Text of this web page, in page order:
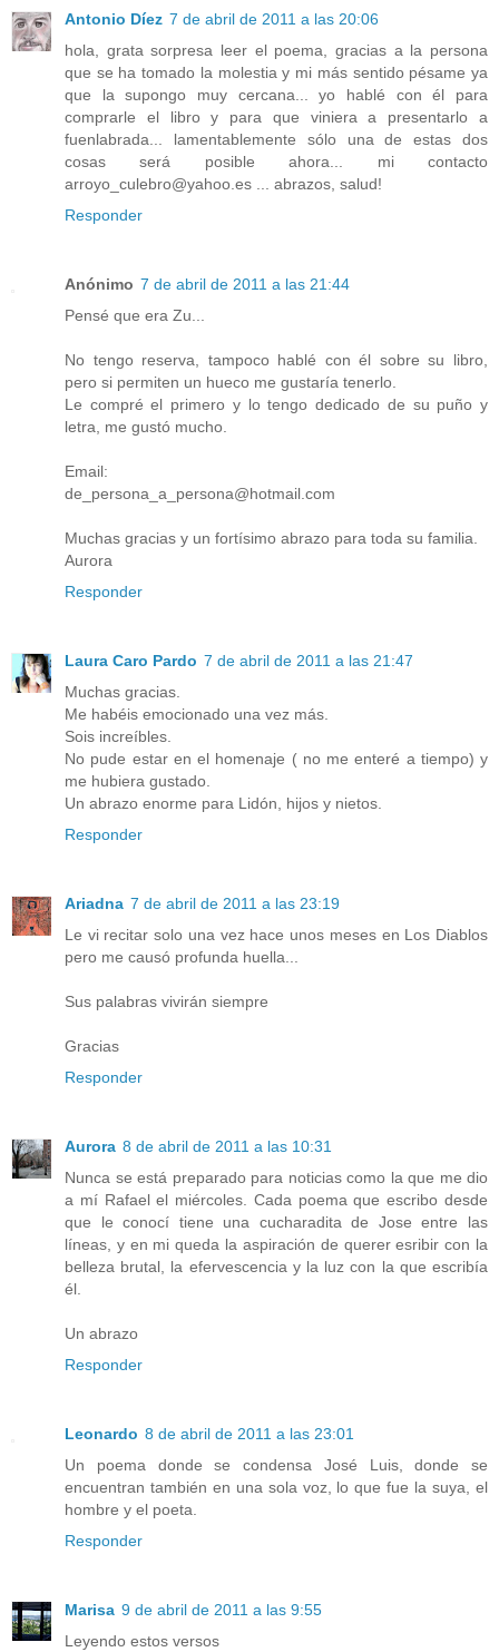
Antonio Díez 7 de abril de 2011 a las 20:06
hola, grata sorpresa leer el poema, gracias a la persona
que se ha tomado la molestia y mi más sentido pésame ya
que la supongo muy cercana... yo hablé con él para
comprarle el libro y para que viniera a presentarlo a
fuenlabrada... lamentablemente sólo una de estas dos
cosas será posible ahora... mi contacto
arroyo_culebro@yahoo.es ... abrazos, salud!
Responder
Anónimo 7 de abril de 2011 a las 21:44
Pensé que era Zu...
No tengo reserva, tampoco hablé con él sobre su libro,
pero si permiten un hueco me gustaría tenerlo.
Le compré el primero y lo tengo dedicado de su puño y
letra, me gustó mucho.
Email:
de_persona_a_persona@hotmail.com
Muchas gracias y un fortísimo abrazo para toda su familia.
Aurora
Responder
Laura Caro Pardo 7 de abril de 2011 a las 21:47
Muchas gracias.
Me habéis emocionado una vez más.
Sois increíbles.
No pude estar en el homenaje ( no me enteré a tiempo) y
me hubiera gustado.
Un abrazo enorme para Lidón, hijos y nietos.
Responder
Ariadna 7 de abril de 2011 a las 23:19
Le vi recitar solo una vez hace unos meses en Los Diablos
pero me causó profunda huella...
Sus palabras vivirán siempre
Gracias
Responder
Aurora 8 de abril de 2011 a las 10:31
Nunca se está preparado para noticias como la que me dio
a mí Rafael el miércoles. Cada poema que escribo desde
que le conocí tiene una cucharadita de Jose entre las
líneas, y en mi queda la aspiración de querer esribir con la
belleza brutal, la efervescencia y la luz con la que escribía
él.
Un abrazo
Responder
Leonardo 8 de abril de 2011 a las 23:01
Un poema donde se condensa José Luis, donde se
encuentran también en una sola voz, lo que fue la suya, el
hombre y el poeta.
Responder
Marisa 9 de abril de 2011 a las 9:55
Leyendo estos versos